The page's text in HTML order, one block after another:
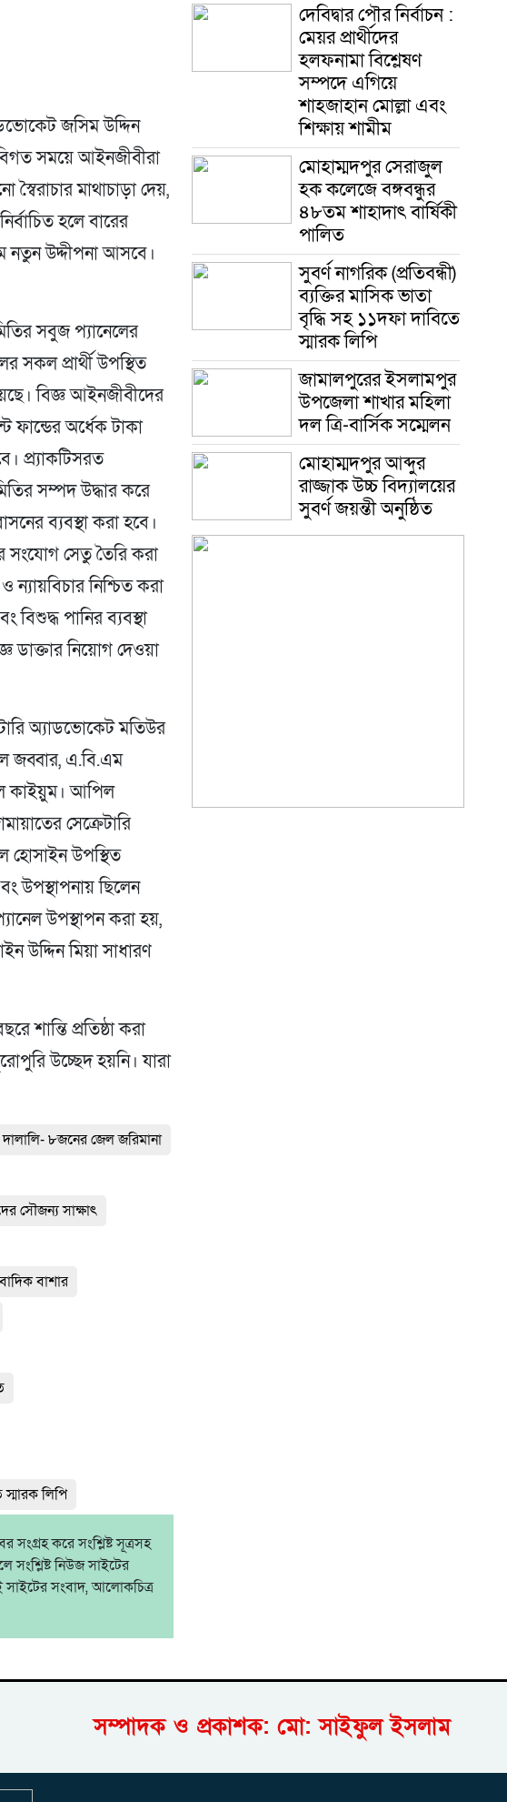
জসিম উদ্দিন
সময়ে আইনজীবীরা
মাথাচাড়া দেয়,
হলে বারের
নতুন উদ্দীপনা আসবে।
সবুজ প্যানেলের
সকল প্রার্থী উপস্থিত
বিজ্ঞ আইনজীবীদের
ফান্ডের অর্ধেক টাকা
প্র্যাকটিসরত
সম্পদ উদ্ধার করে
ব্যবস্থা করা হবে।
সংযোগ সেতু তৈরি করা
নিশ্চিত করা
বিশুদ্ধ পানির ব্যবস্থা
ডাক্তার নিয়োগ দেওয়া
অ্যাডভোকেট মতিউর
জব্বার, এ.বি.এম
কাইয়ুম। আপিল
সেক্রেটারি
হোসাইন উপস্থিত
উপস্থাপনায় ছিলেন
উপস্থাপন করা হয়,
উদ্দিন মিয়া সাধারণ
শান্তি প্রতিষ্ঠা করা
উচ্ছেদ হয়নি। যারা
৮জনের জেল জরিমানা
সৌজন্য সাক্ষাৎ
বাশার
স্মারক লিপি
সংগ্রহ করে সংশ্লিষ্ট সূত্রসহ
নিউজ সাইটের
সংবাদ, আলোকচিত্র
দেবিদ্বার পৌর নির্বাচন :
মেয়র প্রার্থীদের
হলফনামা বিশ্লেষণ
সম্পদে এগিয়ে
শাহজাহান মোল্লা এবং
শিক্ষায় শামীম
মোহাম্মদপুর সেরাজুল
হক ক‌লে‌জে বঙ্গবন্ধুর
৪৮তম শাহাদাৎ বা‌র্ষিকী
পা‌লিত
সুবর্ণ নাগরিক (প্রতিবন্ধী)
ব্যক্তির মাসিক ভাতা
বৃদ্ধি সহ ১১দফা দাবিতে
স্মারক লিপি
জামালপুরের ইসলামপুর
উপজেলা শাখার মহিলা
দল ত্রি-বার্সিক সম্মেলন
মোহাম্মদপুর আব্দুর
রাজ্জাক উচ্চ বিদ্যালয়ের
সুবর্ণ জয়ন্তী অনুষ্ঠিত
সম্পাদক ও প্রকাশক: মো: সাইফুল ইসলাম